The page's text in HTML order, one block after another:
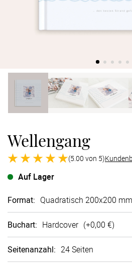
Wellengang
(5.00 von 5)
Auf Lager
Format: Quadratisch 200x200 mm
Buchart: Hard­cover (+0,00 €)
Seitenanzahl: 24 Seiten